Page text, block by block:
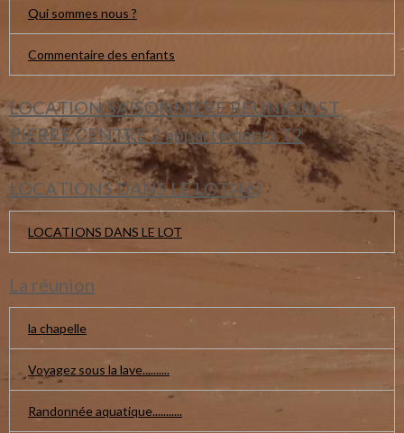
Qui sommes nous ?
Commentaire des enfants
LOCATION SAISONNIERE REUNION ST
PIERRE CENTRE 2 appartements T2
LOCATIONS DANS LE LOT(46)
LOCATIONS DANS LE LOT
La réunion
la chapelle
Voyagez sous la lave..........
Randonnée aquatique...........